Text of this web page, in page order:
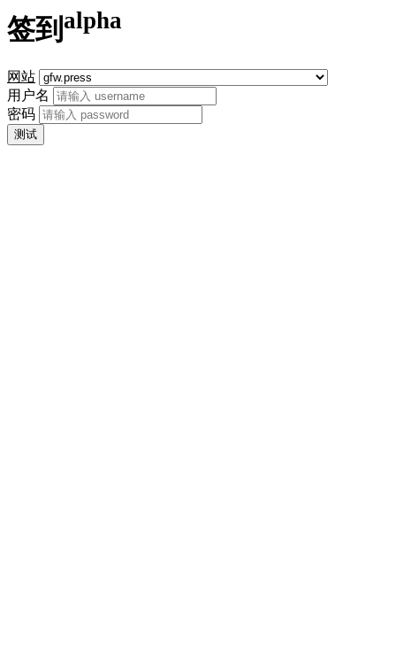
签到 alpha
网站
用户名
密码
测试